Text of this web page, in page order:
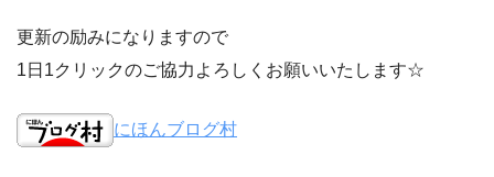
更新の励みになりますので
1日1クリックのご協力よろしくお願いいたします☆
にほんブログ村